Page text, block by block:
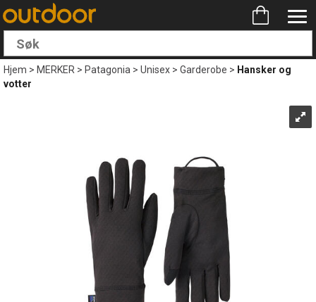
Hjem>MERKER>Patagonia>Unisex>Garderobe> Hansker og
votter